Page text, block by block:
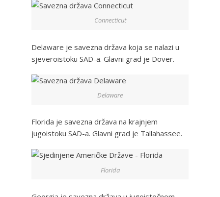
Connecticut
Delaware je savezna država koja se nalazi u
sjeveroistoku SAD-a. Glavni grad je Dover.
Delaware
Florida je savezna država na krajnjem
jugoistoku SAD-a. Glavni grad je Tallahassee.
Florida